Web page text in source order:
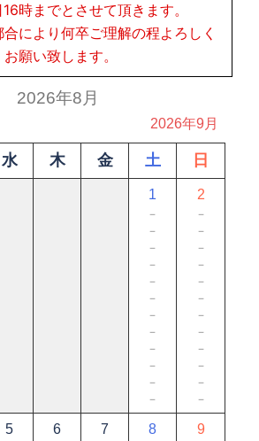
時までとさせて頂きます。
により何卒ご理解の程よろしく
お願い致します。
2026年8月
2026年9月
水 木 金 土 日
1
－
－
－
－
－
－
－
－
－
－
－
－
2
－
－
－
－
－
－
－
－
－
－
－
－
5 6 7 8 9